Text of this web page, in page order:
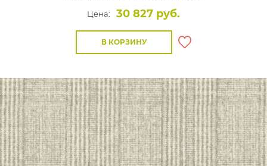
Цена:
30 827 руб.
В КОРЗИНУ